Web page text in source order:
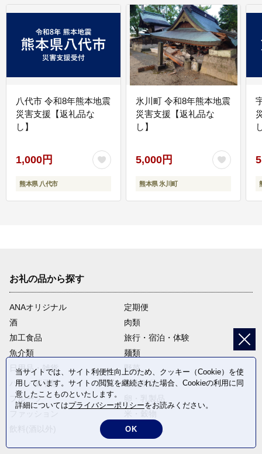
八代市 令和8年熊本地震
災害支援【返礼品な
し】
1,000円
熊本県 八代市
氷川町 令和8年熊本地震
災害支援【返礼品な
し】
5,000円
熊本県 氷川町
お礼の品から探す
ANAオリジナル
定期便
酒
肉類
加工食品
旅行・宿泊・体験
魚介類
麺類
日用品・雑貨
野菜
パン・菓子類
電化製品
フルーツ
返礼品なし
当サイトでは、サイト利便性向上のため、クッキー（Cookie）を使
用しています。サイトの閲覧を継続された場合、Cookieの利用に同
意したことものといたします。
詳細についてはプライバシーポリシーをお読みください。
OK